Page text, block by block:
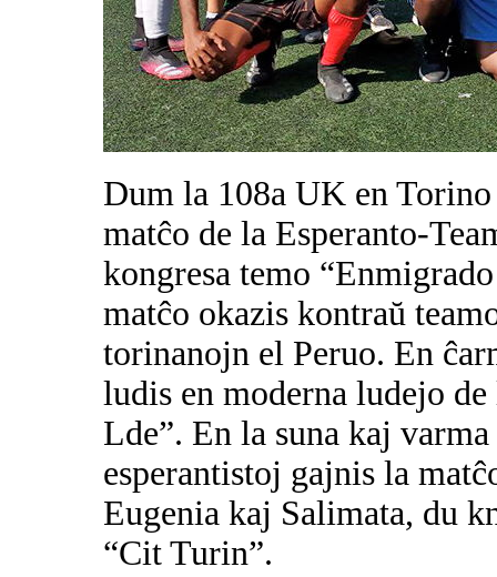
Dum la 108a UK en
matĉo de la Esperanto-
kongresa temo
matĉo okazis kontraŭ
torinanojn el Peruo. En
ludis en moderna ludejo
Lde”. En la suna kaj
esperantistoj gajnis la
Eugenia kaj Salimata, du
“Cit Turin”.